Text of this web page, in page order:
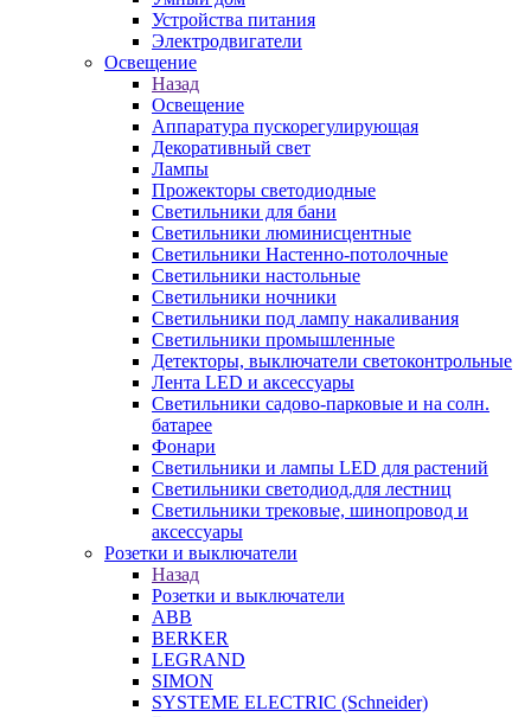
Устройства питания
Электродвигатели
Освещение
Назад
Освещение
Аппаратура пускорегулирующая
Декоративный свет
Лампы
Прожекторы светодиодные
Светильники для бани
Светильники люминисцентные
Светильники Настенно-потолочные
Светильники настольные
Светильники ночники
Светильники под лампу накаливания
Светильники промышленные
Детекторы, выключатели светоконтрольные
Лента LED и аксессуары
Светильники садово-парковые и на солн.
батарее
Фонари
Светильники и лампы LED для растений
Светильники светодиод.для лестниц
Светильники трековые, шинопровод и
аксессуары
Розетки и выключатели
Назад
Розетки и выключатели
ABB
BERKER
LEGRAND
SIMON
SYSTEME ELECTRIC (Schneider)